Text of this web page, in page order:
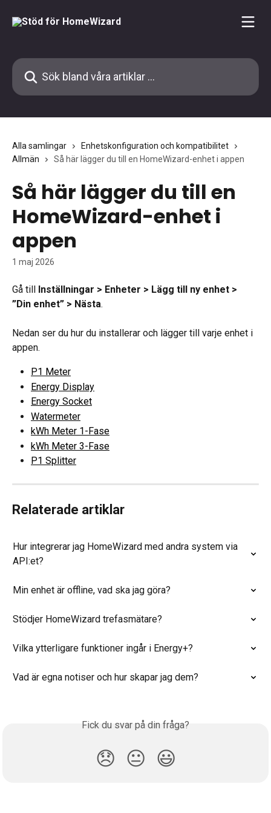
Sök bland våra artiklar …
Alla samlingar
Enhetskonfiguration och kompatibilitet
Allmän
Så här lägger du till en HomeWizard-enhet i appen
Så här lägger du till en
HomeWizard-enhet i
appen
1 maj 2026
Gå till Inställningar > Enheter > Lägg till ny enhet >
”Din enhet” > Nästa.
Nedan ser du hur du installerar och lägger till varje enhet i
appen.
P1 Meter
Energy Display
Energy Socket
Watermeter
kWh Meter 1-Fase
kWh Meter 3-Fase
P1 Splitter
Relaterade artiklar
Hur integrerar jag HomeWizard med andra system via
API:et?
Min enhet är offline, vad ska jag göra?
Stödjer HomeWizard trefasmätare?
Vilka ytterligare funktioner ingår i Energy+?
Vad är egna notiser och hur skapar jag dem?
Fick du svar på din fråga?
😞 😐 😃